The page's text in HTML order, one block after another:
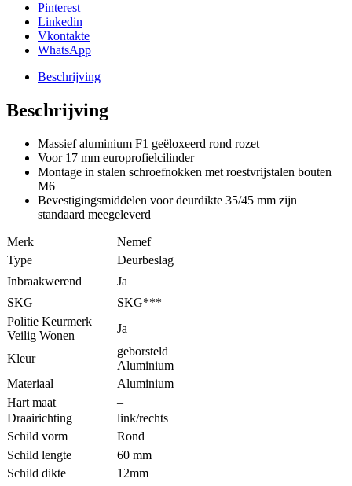
Pinterest
Linkedin
Vkontakte
WhatsApp
Beschrijving
Beschrijving
Massief aluminium F1 geëloxeerd rond rozet
Voor 17 mm europrofielcilinder
Montage in stalen schroefnokken met roestvrijstalen bouten
M6
Bevestigingsmiddelen voor deurdikte 35/45 mm zijn
standaard meegeleverd
Merk
Nemef
Type
Deurbeslag
Inbraakwerend
Ja
SKG
SKG***
Politie Keurmerk
Veilig Wonen
Ja
Kleur
geborsteld
Aluminium
Materiaal
Aluminium
Hart maat
–
Draairichting
link/rechts
Schild vorm
Rond
Schild lengte
60 mm
Schild dikte
12mm